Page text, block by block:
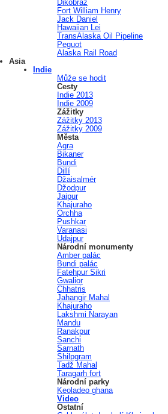
Dikobraz
Fort William Henry
Jack Daniel
Hawaiian Lei
TransAlaska Oil Pipeline
Peguot
Alaska Rail Road
Asia
Indie
Může se hodit
Cesty
Indie 2013
Indie 2009
Zážitky
Zážitky 2013
Zážitky 2009
Města
Agra
Bikaner
Bundi
Dillí
Džaisalmér
Džodpur
Jaipur
Khajuraho
Orchha
Pushkar
Varanasi
Udajpur
Národní monumenty
Amber palác
Bundi palác
Fatehpur Sikri
Gwalior
Chhatris
Jahangir Mahal
Khajuraho
Lakshmi Narayan
Mandu
Ranakpur
Sanchi
Sarnath
Shilpgram
Tadž Mahal
Taragarh fort
Národní parky
Keoladeo ghana
Video
Ostatní